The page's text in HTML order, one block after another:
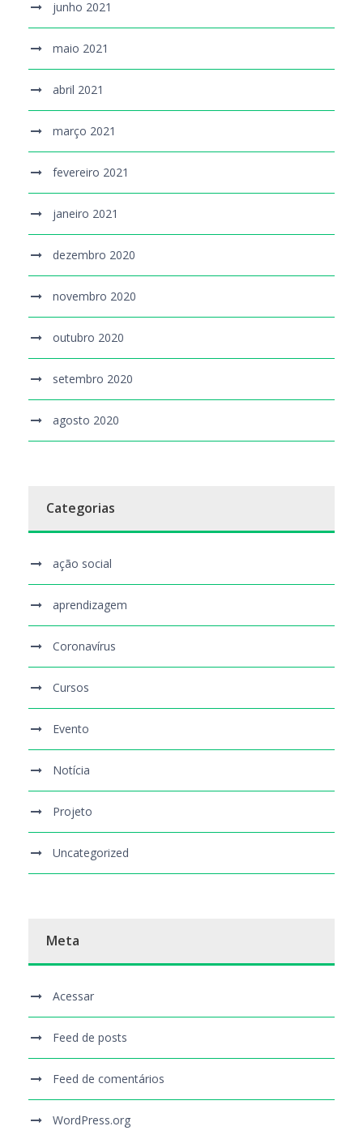
junho 2021
maio 2021
abril 2021
março 2021
fevereiro 2021
janeiro 2021
dezembro 2020
novembro 2020
outubro 2020
setembro 2020
agosto 2020
Categorias
ação social
aprendizagem
Coronavírus
Cursos
Evento
Notícia
Projeto
Uncategorized
Meta
Acessar
Feed de posts
Feed de comentários
WordPress.org